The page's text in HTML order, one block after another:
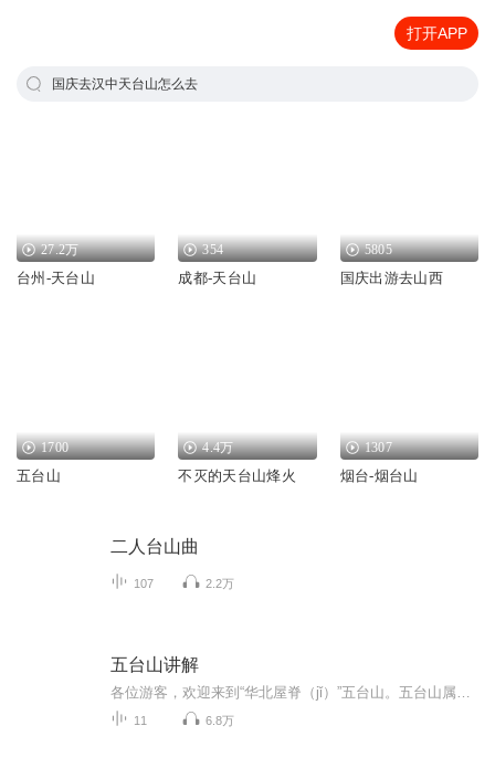
打开APP
国庆去汉中天台山怎么去
27.2万
台州-天台山
354
成都-天台山
5805
国庆出游去山西
1700
五台山
4.4万
不灭的天台山烽火
1307
烟台-烟台山
二人台山曲
107 2.2万
五台山讲解
11 6.8万